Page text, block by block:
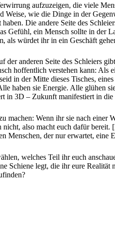
aufzuzeigen, die viele
Weise, wie die Dinge in der
Die andere Seite des
Gefühl, ein Mensch sollte in der
als würdet ihr in ein Geschäft
der anderen Seite des Schleiers
hoffentlich verstehen kann: Als
in der Mitte dieses Tisches,
haben sie Energie. Alle glühen
in 3D – Zukunft manifestiert in
machen: Wenn ihr sie nach einer
nicht, also macht euch dafür
Menschen, der nur erwartet, eine
welches Teil ihr euch
Schiene legt, die ihr eure